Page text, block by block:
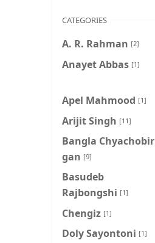
CATEGORIES
A. R. Rahman [2]
Anayet Abbas [1]
Apel Mahmood [1]
Arijit Singh [11]
Bangla Chyachobir
gan [9]
Basudeb
Rajbongshi [1]
Chengiz [1]
Doly Sayontoni [1]